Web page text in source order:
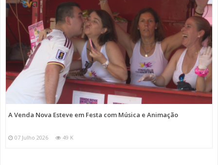
A Venda Nova Esteve em Festa com Música e Animação
07 Julho 2026 49 K